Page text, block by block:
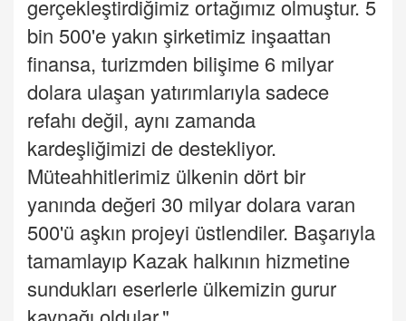
gerçekleştirdiğimiz ortağımız olmuştur. 5
bin 500'e yakın şirketimiz inşaattan
finansa, turizmden bilişime 6 milyar
dolara ulaşan yatırımlarıyla sadece
refahı değil, aynı zamanda
kardeşliğimizi de destekliyor.
Müteahhitlerimiz ülkenin dört bir
yanında değeri 30 milyar dolara varan
500'ü aşkın projeyi üstlendiler. Başarıyla
tamamlayıp Kazak halkının hizmetine
sundukları eserlerle ülkemizin gurur